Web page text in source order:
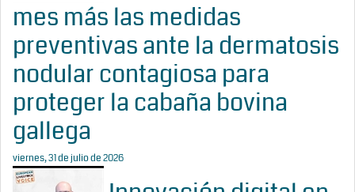
mes más las medidas
preventivas ante la dermatosis
nodular contagiosa para
proteger la cabaña bovina
gallega
viernes, 31 de julio de 2026